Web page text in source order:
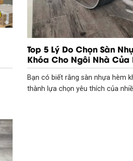
Top 5 Lý Do Chọn Sàn
Khóa Cho Ngôi Nhà Của
Bạn có biết rằng sàn nhựa hèm
thành lựa chọn yêu thích của